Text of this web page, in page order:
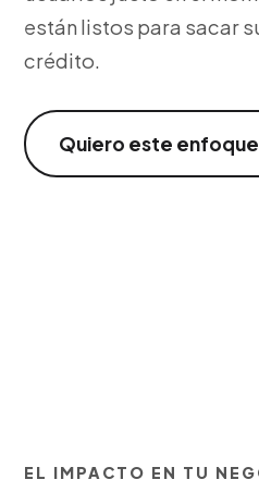
están listos para sacar
crédito.
Quiero este enfoque
EL IMPACTO EN TU